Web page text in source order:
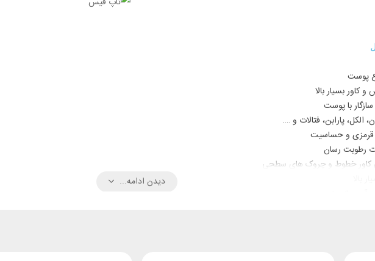
پوست
کاور بسیار بالا
با پوست
الکل، پارابن، فتالات و ….
قرمزی و حساسیت
رطوبت رسان
کاور خطوط و چروک های سطحی
دیدن ادامه...